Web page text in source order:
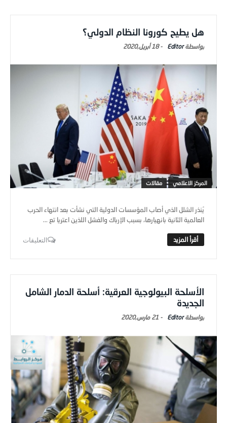
هل يطيح كورونا النظام الدولي؟
Editor
-18 أبريل,2020
المركز الاعلامي مقالات
يُنذر الشلل الذي أصاب المؤسسات الدولية التي نشأت بعد انتهاء الحرب
العالمية الثانية بانهيارها، بسبب الإرباك والفشل اللذين اعتريا تع ...
التعليقات
الأسلحة البيولوجية العرقية: أسلحة الدمار الشامل
الجديدة
Editor
- 21 مارس,2020